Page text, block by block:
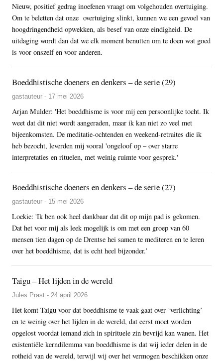
Nieuw, positief gedrag inoefenen vraagt om volgehouden overtuiging.
Om te beletten dat onze overtuiging slinkt, kunnen we een gevoel van
hoogdringendheid opwekken, als besef van onze eindigheid. De
uitdaging wordt dan dat we elk moment benutten om te doen wat goed
is voor onszelf en voor anderen.
Boeddhistische doeners en denkers – de serie (29)
gastauteur - 17 mei 2026
Arjan Mulder: 'Het boeddhisme is voor mij een persoonlijke tocht. Ik
weet dat dit niet wordt aangeraden, maar ik kan niet zo veel met
bijeenkomsten. De meditatie-ochtenden en weekend-retraites die ik
heb bezocht, leverden mij vooral 'ongeloof op – over starre
interpretaties en rituelen, met weinig ruimte voor gesprek.'
Boeddhistische doeners en denkers – de serie (27)
gastauteur - 15 mei 2026
Loekie: 'Ik ben ook heel dankbaar dat dit op mijn pad is gekomen.
Dat het voor mij als leek mogelijk is om met een groep van 60
mensen tien dagen op de Drentse hei samen te mediteren en te leren
over het boeddhisme, dat is echt heel bijzonder.’
Taigu – Het lijden in de wereld
Jules Prast - 24 april 2026
Het komt Taigu voor dat boeddhisme te vaak gaat over ‘verlichting’
en te weinig over het lijden in de wereld, dat eerst moet worden
opgelost voordat iemand zich in spirituele zin bevrijd kan wanen. Het
existentiële kerndilemma van boeddhisme is dat wij ieder delen in de
rotheid van de wereld, terwijl wij over het vermogen beschikken onze